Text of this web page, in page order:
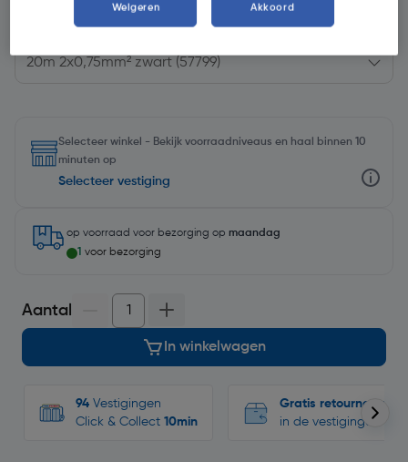
Kies productvariant(2)
Selecteer winkel - Bekijk voorraadniveaus en haal binnen 10
minuten op
Selecteer vestiging
op voorraad voor bezorging op maandag
1 voor bezorging
Aantal
In winkelwagen
94 Vestigingen
Click & Collect 10min
Gratis retourneren
in de vestigingen
Weigeren Akkoord